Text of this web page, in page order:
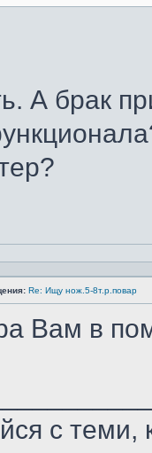
А брак
Re: Ищу нож.5-8т.р.повар
Вам в
с теми,